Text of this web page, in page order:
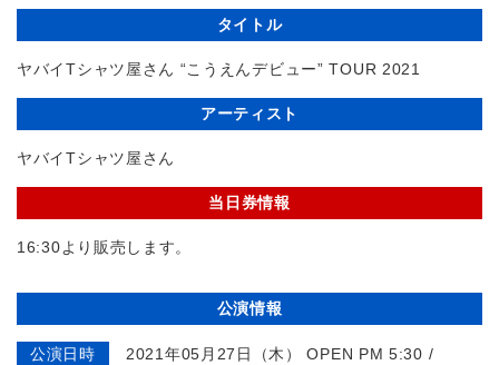
タイトル
ヤバイTシャツ屋さん “こうえんデビュー” TOUR 2021
アーティスト
ヤバイTシャツ屋さん
当日券情報
16:30より販売します。
公演情報
公演日時
2021年05月27日（木） OPEN PM 5:30 /